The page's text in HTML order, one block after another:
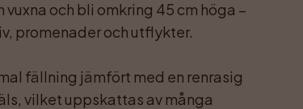
promenader och utflykter.
vilket uppskattas av många